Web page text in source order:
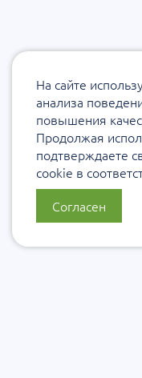
На сайте
анализа
повышения
Продолжая
подтверждаете
cookie в
Согласен